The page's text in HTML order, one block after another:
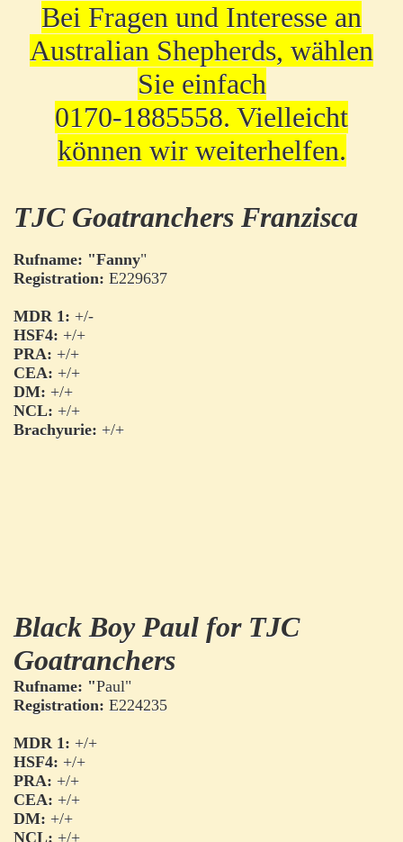
Bei Fragen und Interesse an
Australian Shepherds, wählen
Sie einfach
0170-1885558. Vielleicht
können wir weiterhelfen.
TJC Goatranchers Franzisca
Rufname: "Fanny"
Registration: E229637
MDR 1: +/-
HSF4: +/+
PRA: +/+
CEA: +/+
DM: +/+
NCL: +/+
Brachyurie: +/+
Black Boy Paul for TJC
Goatranchers
Rufname: "Paul"
Registration: E224235
MDR 1: +/+
HSF4: +/+
PRA: +/+
CEA: +/+
DM: +/+
NCL: +/+